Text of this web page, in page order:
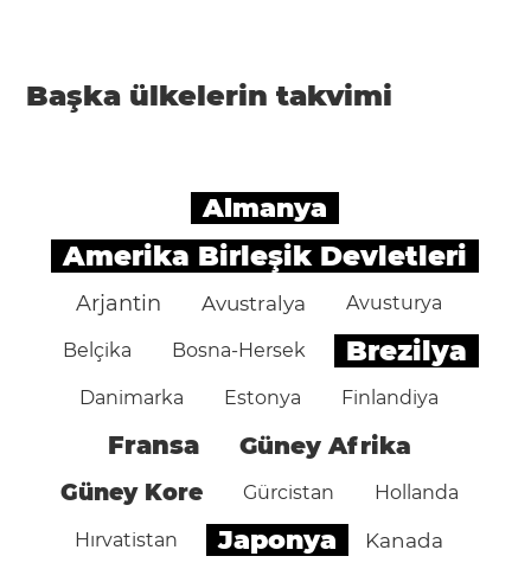
Başka ülkelerin takvimi
Almanya
Amerika Birleşik Devletleri
Arjantin Avustralya Avusturya
Belçika Bosna-Hersek Brezilya
Danimarka Estonya Finlandiya
Fransa Güney Afrika
Güney Kore Gürcistan Hollanda
Hırvatistan Japonya Kanada